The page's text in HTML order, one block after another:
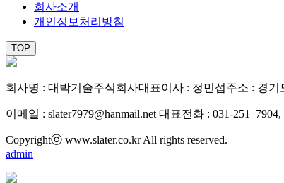
회사소개
개인정보처리방침
TOP
회사명 : 대박기술주식회사대표이사 : 정민섭주소 : 경기
이메일 : slater7979@hanmail.net 대표전화 : 031-251–7904,
Copyrightⓒ www.slater.co.kr All rights reserved.
admin